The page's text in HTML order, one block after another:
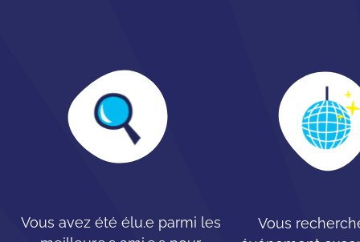
Vous avez été élu.e parmi les
Vous